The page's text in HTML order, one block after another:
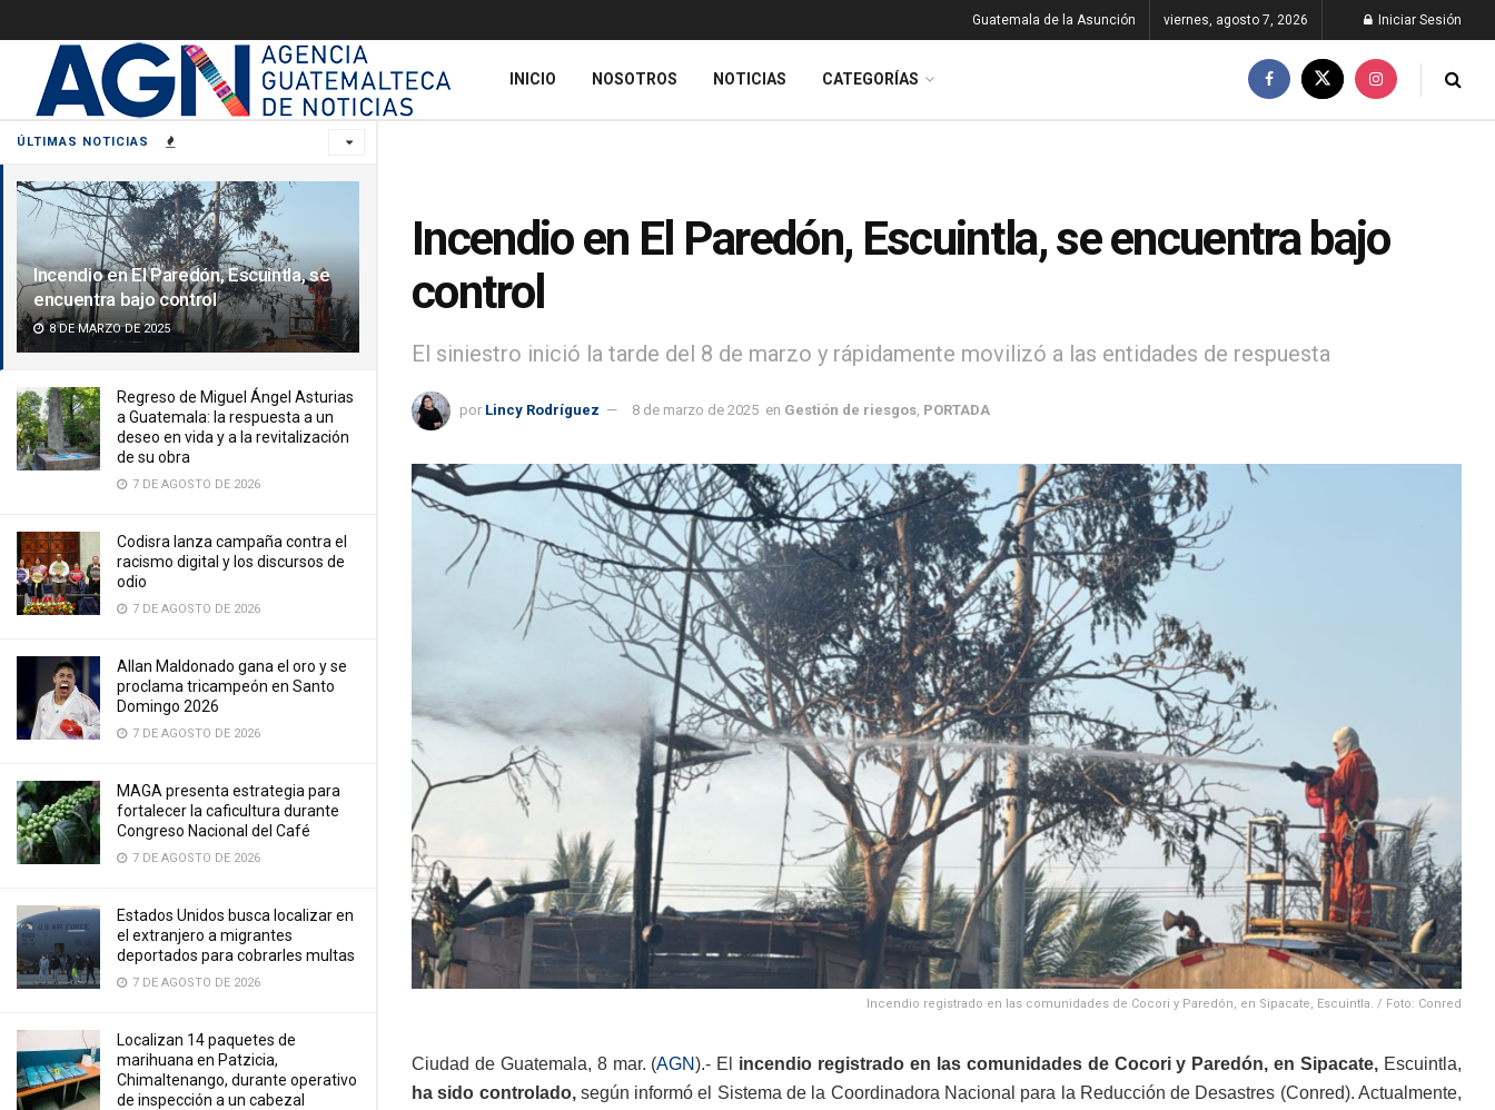
ÚLTIMAS NOTICIAS
Incendio en El Paredón, Escuintla, se
encuentra bajo control
8 DE MARZO DE 2025
Regreso de Miguel Ángel Asturias
a Guatemala: la respuesta a un
deseo en vida y a la revitalización
de su obra
7 DE AGOSTO DE 2026
Codisra lanza campaña contra el
racismo digital y los discursos de
odio
7 DE AGOSTO DE 2026
Allan Maldonado gana el oro y se
proclama tricampeón en Santo
Domingo 2026
7 DE AGOSTO DE 2026
MAGA presenta estrategia para
fortalecer la caficultura durante
Congreso Nacional del Café
7 DE AGOSTO DE 2026
Estados Unidos busca localizar en
el extranjero a migrantes
deportados para cobrarles multas
7 DE AGOSTO DE 2026
Localizan 14 paquetes de
marihuana en Patzicia,
Chimaltenango, durante operativo
de inspección a un cabezal
Guatemala de la Asunción viernes, agosto 7, 2026 Iniciar Sesión
INICIO NOSOTROS NOTICIAS CATEGORÍAS
Incendio en El Paredón, Escuintla, se encuentra bajo
control
El siniestro inició la tarde del 8 de marzo y rápidamente movilizó a las entidades de respuesta
por Lincy Rodríguez 8 de marzo de 2025 en Gestión de riesgos PORTADA
Incendio registrado en las comunidades de Cocori y Paredón, en Sipacate, Escuintla. / Foto: Conred
Ciudad de Guatemala, 8 mar. (AGN).- El incendio registrado en las comunidades de Cocori y Paredón, en Sipacate, Escuintla,
ha sido controlado,según informó el Sistema de la Coordinadora Nacional para la Reducción de Desastres (Conred). Actualmente,